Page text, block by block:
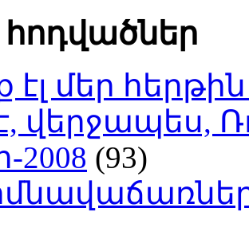
հոդվածներ
էլ մեր
վերջապես,
2008 (93)